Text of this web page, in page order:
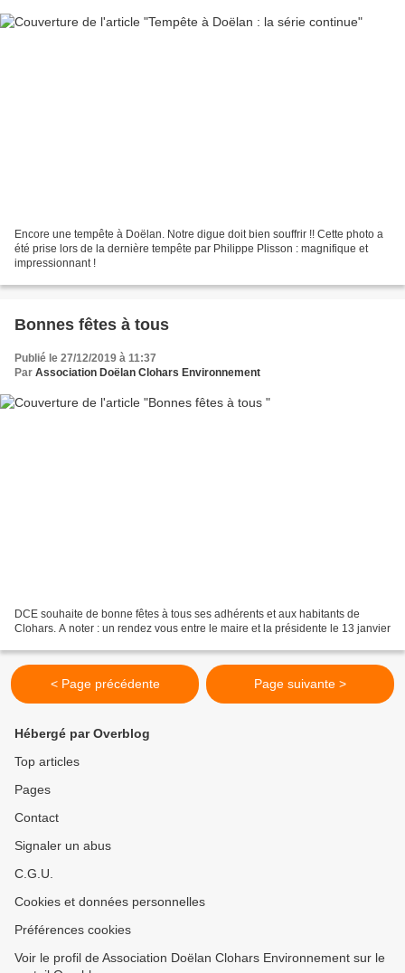
Encore une tempête à Doëlan. Notre digue doit bien souffrir !! Cette photo a
été prise lors de la dernière tempête par Philippe Plisson : magnifique et
impressionnant !
Bonnes fêtes à tous
Publié le 27/12/2019 à 11:37
Par Association Doëlan Clohars Environnement
DCE souhaite de bonne fêtes à tous ses adhérents et aux habitants de
Clohars. A noter : un rendez vous entre le maire et la présidente le 13 janvier
< Page précédente Page suivante >
Hébergé par Overblog
Top articles
Pages
Contact
Signaler un abus
C.G.U.
Cookies et données personnelles
Préférences cookies
Voir le profil de Association Doëlan Clohars Environnement sur le